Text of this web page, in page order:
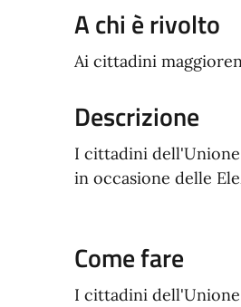
A chi è rivolto
Ai cittadini
Descrizione
I cittadini
in occasione delle
Come fare
I cittadini dell'Unione